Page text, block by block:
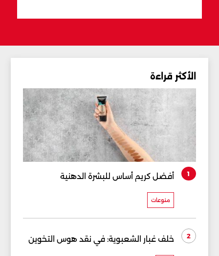
الأكثر قراءة
1 أفضل كريم أساس للبشرة الدهنية
منوعات
2 خلف غبار الشعبوية: في نقد هوس التخوين